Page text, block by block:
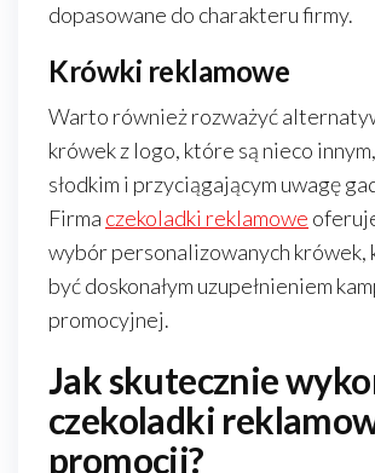
dopasowane do charakteru firmy.
Krówki reklamowe
Warto również rozważyć
krówek z logo, które są nieco
słodkim i przyciągającym uwagę
Firma czekoladki reklamowe
wybór personalizowanych krówek,
być doskonałym uzupełnieniem
promocyjnej.
Jak skutecznie
czekoladki
promocji?